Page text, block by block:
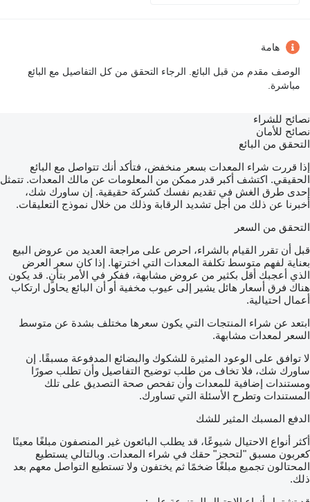
هامة
الوصف مقدم من قبل البائع. الرجاء التحقق من كل التفاصيل مع البائع
مباشرة.
نصائح للشراء
نصائح للأمان
التحقق من البائع
إذا قررت شراء المعدات بسعر منخفض، فتأكد أنك تتواصل مع البائع
الحقيقي. اكتشف أكبر قدر ممكن من المعلومات عن مالك المعدات. تتمثل
إحدى طرق الغش في تقديم نفسك كشركة حقيقية. إن ساورك شك،
أخبرنا عن ذلك من أجل تشديد الرقابة وذلك من خلال نموذج التعليقات.
التحقق من السعر
قبل أن تقرر القيام بالشراء، احرص على مراجعة العديد من عروض البيع
بعناية لفهم متوسط تكلفة المعدات التي اخترتها. إذا كان سعر العرض
الذي أعجبك أقل بكثير من عروض مشابهة، ففكر في الأمر بتأنٍ. قد يكون
هناك فرق أسعار هائل يشير إلى عيوب مخفية أو أن البائع يحاول ارتكاب
أعمال احتيالية.
ابتعد عن شراء المنتجات التي يكون سعرها مختلف بشدة عن متوسط
السعر لمعدات مشابهة.
لا توافق على الوعود المثيرة للشكوك والبضائع المدفوعة مسبقًا. إن
ساورك شك، فلا تخاف من طلب توضيح التفاصيل وأن تطلب صورًا
ومستندات إضافية للمعدات وأن تفحص صحة التصديق على تلك
المستندات وتطرح الأسئلة التي تساورك.
الدفع المسبك المثير للشك
أكثر أنواع الاحتيال شيوعًا، قد يطلب البائعون غير المنصفون مبلغًا معينًا
كعربون مسبق "لتحجز" حقك في شراء المعدات. وبالتالي يستطيع
المحتالون تجميع مبلغًا ضخمًا ثم يختفون ولا تستطيع التواصل معهم بعد
ذلك.